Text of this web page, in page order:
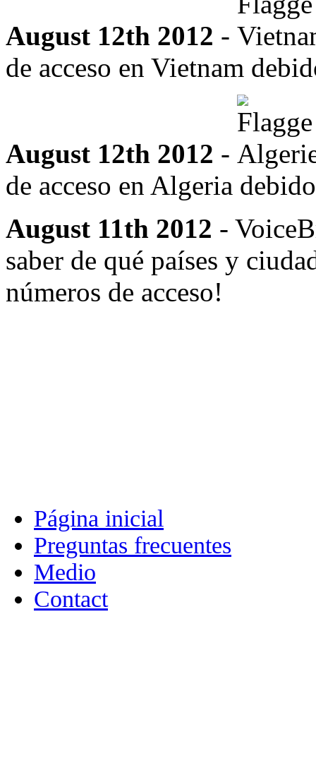
August 12th 2012 -
de acceso en Vietnam
August 12th 2012 -
de acceso en Algeria
August 11th 2012 -
saber de qué países y
números de acceso!
Página inicial
Preguntas frecuentes
Medio
Contact